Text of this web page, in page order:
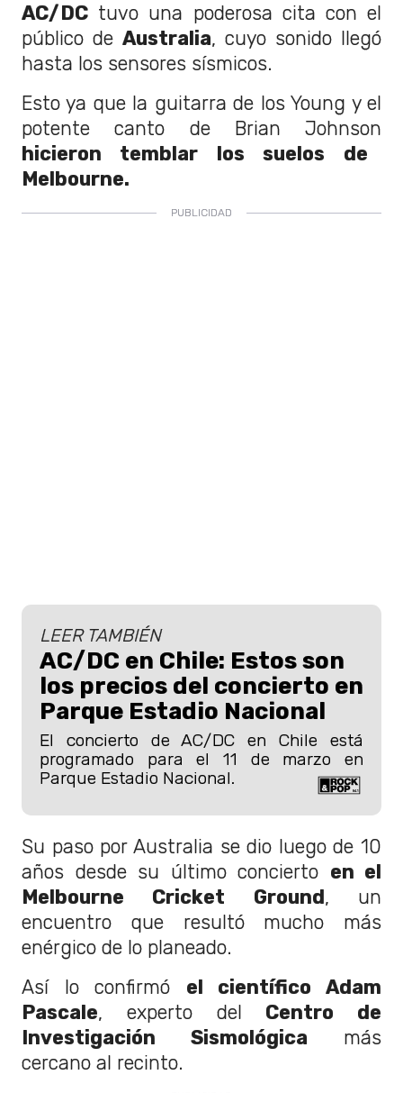
AC/DC tuvo una poderosa cita con el
público de Australia, cuyo sonido llegó
hasta los sensores sísmicos.
Esto ya que la guitarra de los Young y el
potente canto de Brian Johnson
hicieron temblar los suelos de
Melbourne.
LEER TAMBIÉN
AC/DC en Chile: Estos son
los precios del concierto en
Parque Estadio Nacional
El concierto de AC/DC en Chile está
programado para el 11 de marzo en
Parque Estadio Nacional.
Su paso por Australia se dio luego de 10
años desde su último concierto en el
Melbourne Cricket Ground, un
encuentro que resultó mucho más
enérgico de lo planeado.
Así lo confirmó el científico Adam
Pascale, experto del Centro de
Investigación Sismológica más
cercano al recinto.